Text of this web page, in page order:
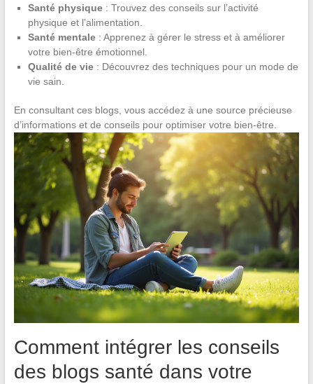
Santé physique: Trouvez des conseils sur l’activité
physique et l’alimentation.
Santé mentale: Apprenez à gérer le stress et à améliorer
votre bien-être émotionnel.
Qualité de vie: Découvrez des techniques pour un mode de
vie sain.
En consultant ces blogs, vous accédez à une source précieuse
d’informations et de conseils pour optimiser votre bien-être.
Comment intégrer les conseils
des blogs santé dans votre